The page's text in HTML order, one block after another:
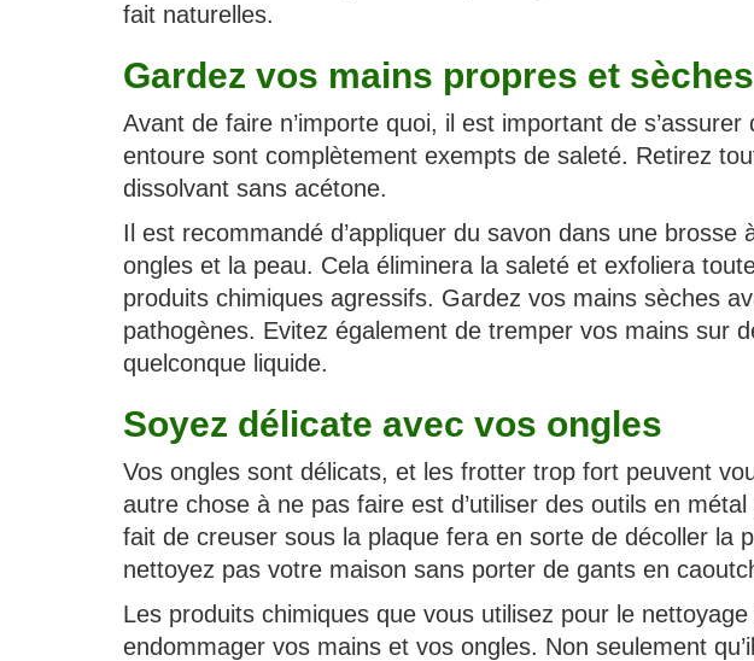
fait naturelles.
Gardez vos mains propres et
Avant de faire n’importe quoi, il est important de
entoure sont complètement exempts de saleté. Retirez
dissolvant sans acétone.
Il est recommandé d’appliquer du savon dans une
ongles et la peau. Cela éliminera la saleté et exfoliera
produits chimiques agressifs. Gardez vos mains sèches
pathogènes. Evitez également de tremper vos mains sur
quelconque liquide.
Soyez délicate avec vos ongles
Vos ongles sont délicats, et les frotter trop fort peuvent
autre chose à ne pas faire est d’utiliser des outils en
fait de creuser sous la plaque fera en sorte de décoller la
nettoyez pas votre maison sans porter de gants en
Les produits chimiques que vous utilisez pour le
endommager vos mains et vos ongles. Non seulement